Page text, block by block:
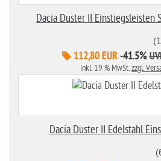
Dacia Duster II Einstiegsleisten
112,80 EUR -41.5%
inkl. 19 % MwSt.zzgl.
Dacia Duster II Edelstahl